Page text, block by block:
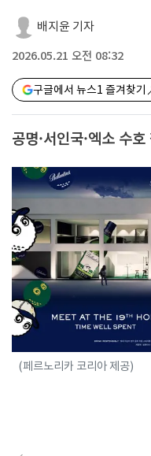
배지윤 기자
2026.05.21 오전 08:32
구글에서 뉴스1 즐겨찾기
공명·서인국·엑소 수
(페르노리카 코리아 제공)